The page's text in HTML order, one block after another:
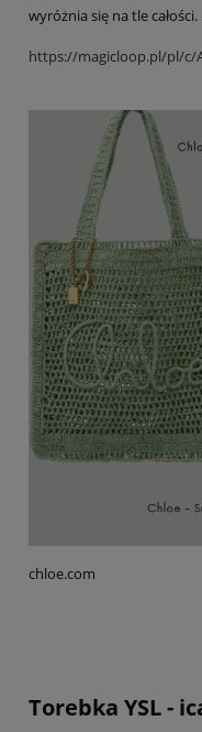
wyróżnia się na tle całości.
https://magicloop.pl/pl/c/
chloe.com
Torebka YSL -